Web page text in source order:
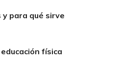
para qué sirve
física